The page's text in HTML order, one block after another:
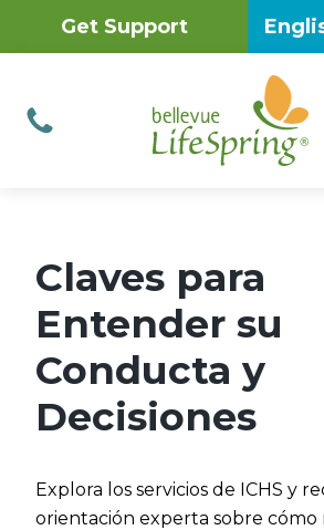
Get Support
Phone
Claves para
Entender su
Conducta y
Decisiones
Explora los servicios de ICHS y
orientación experta sobre cómo